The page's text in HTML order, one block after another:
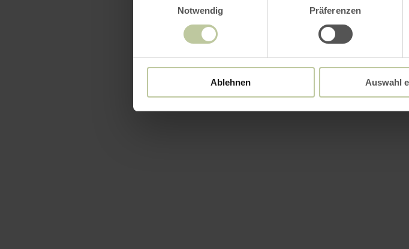
Notwendig
Präferenzen
Ablehnen Auswahl